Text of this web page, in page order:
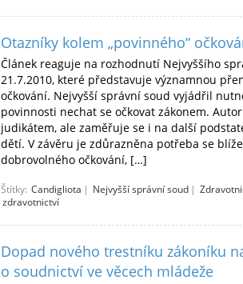
Otazníky kolem „povinného“
Článek reaguje na rozhodnutí Nejvyššího
21.7.2010, které představuje významnou
očkování. Nejvyšší správní soud vyjádřil
povinnosti nechat se očkovat zákonem.
judikátem, ale zaměřuje se i na další
dětí. V závěru je zdůrazněna potřeba se
dobrovolného očkování, […]
Štítky: Candigliota | Nejvyšší správní soud |
zdravotnictví
Dopad nového trestníku zákoníku
o soudnictví ve věcech mládeže